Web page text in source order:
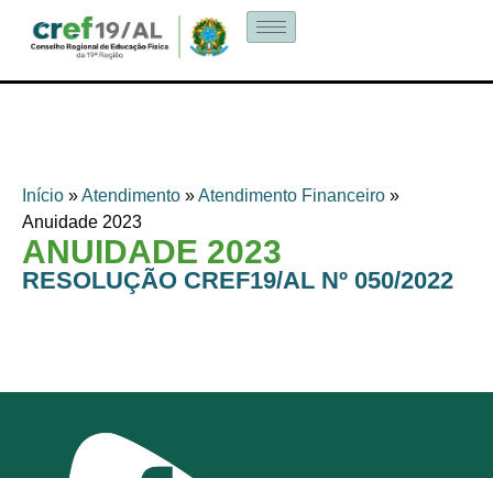
Início »Atendimento »Atendimento Financeiro »
Anuidade 2023
ANUIDADE 2023
RESOLUÇÃO CREF19/AL Nº 050/2022